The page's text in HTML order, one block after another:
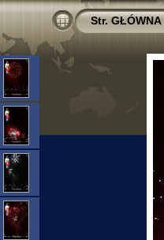
Str. GŁÓWNA